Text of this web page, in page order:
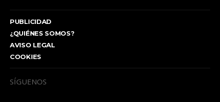
PUBLICIDAD
¿QUIÉNES SOMOS?
AVISO LEGAL
COOKIES
SÍGUENOS